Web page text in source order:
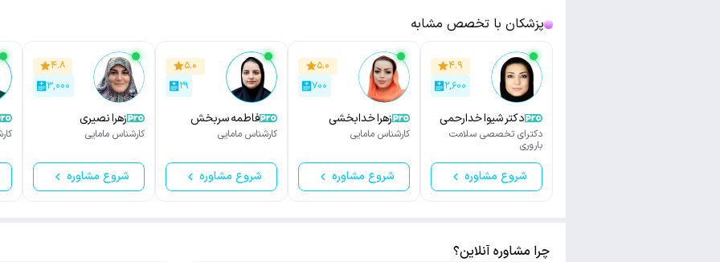
پزشکان با تخصص مشابه
۴.۹
۲,۶۰۰
دکتر شیوا خدارحمی
دکترای تخصصی سلامت
باروری
شروع مشاوره
۵.۰
۷۰۰
زهرا خدابخشی
کارشناس مامایی
شروع مشاوره
۵.۰
۲۹
فاطمه سربخش
کارشناس مامایی
شروع مشاوره
۴.۸
۳,۰۰۰
زهرا نصیری
کارشناس مامایی
شروع مشاوره
چرا مشاوره آنلاین؟